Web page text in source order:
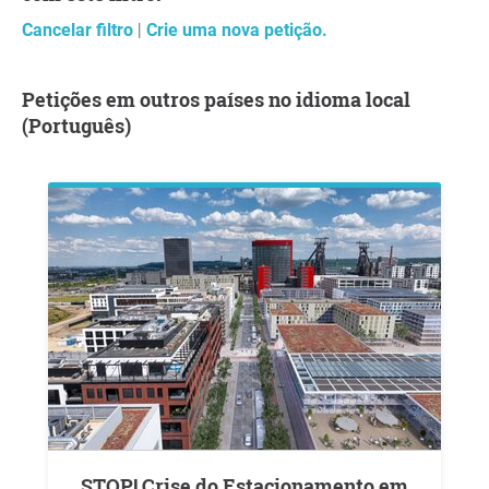
Cancelar filtro | Crie uma nova petição.
Petições em outros países no idioma local
(Português)